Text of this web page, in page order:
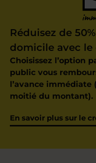
Réduisez de
domicile avec
Choisissez l’option
public vous
l’avance immédiate
moitié du montant).
En savoir plus sur le